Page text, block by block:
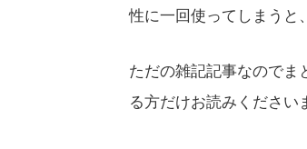
性に一回使ってしまうと
ただの雑記記事なのでま
る方だけお読みください